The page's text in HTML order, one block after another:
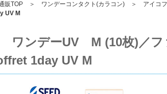
販TOP ＞ ワンデーコンタクト(カラコン) ＞ アイコ
UV M
ワンデーUV M (10枚)／
1day UV M